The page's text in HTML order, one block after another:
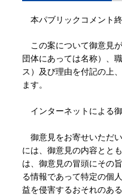
本パブリックコメント
この案について御意見
団体にあっては名称）、
ス）及び理由を付記の上
ます。
インターネットによる
御意見をお寄せいただ
には、御意見の内容とと
は、御意見の冒頭にその
る情報であって特定の個
益を侵害するおそれのあ